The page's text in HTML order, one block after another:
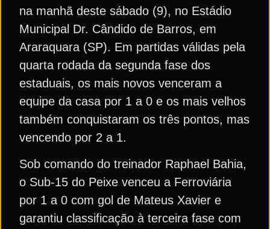
na manhã deste sábado (9), no Estádio
Municipal Dr. Cândido de Barros, em
Araraquara (SP). Em partidas válidas pela
quarta rodada da segunda fase dos
estaduais, os mais novos venceram a
equipe da casa por 1 a 0 e os mais velhos
também conquistaram os três pontos, mas
vencendo por 2 a 1.
Sob comando do treinador Raphael Bahia,
o Sub-15 do Peixe venceu a Ferroviária
por 1 a 0 com gol de Mateus Xavier e
garantiu classificação à terceira fase com